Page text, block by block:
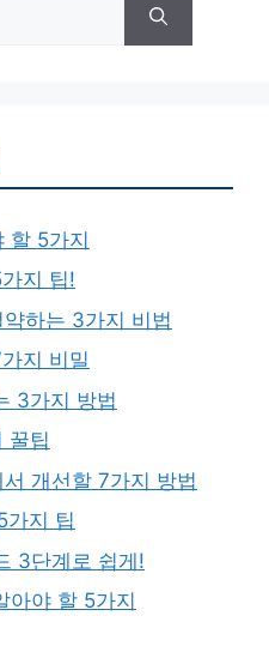
할 5가지
지 팁!
하는 3가지 비법
지 비밀
3가지 방법
꿀팁
개선할 7가지 방법
가지 팁
3단계로 쉽게!
아야 할 5가지